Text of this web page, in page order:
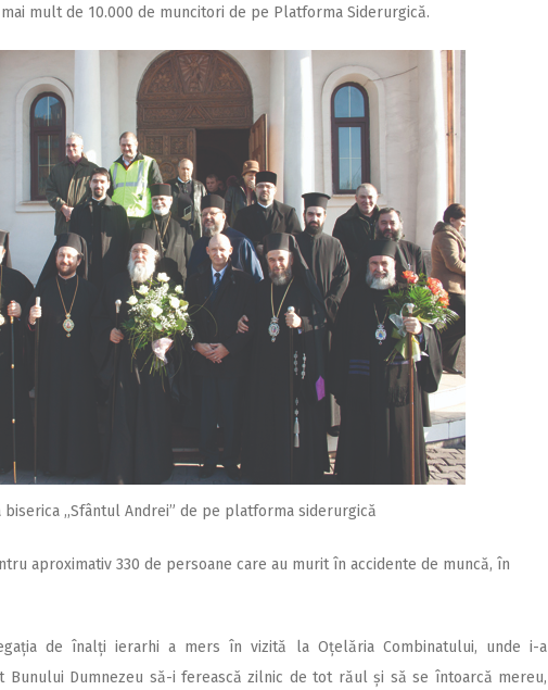
mult de 10.000 de muncitori de pe Platforma Siderurgică.
,,Sfântul Andrei” de pe platforma siderurgică
aproximativ 330 de persoane care au murit în accidente de muncă, în
de înalți ierarhi a mers în vizită la Oțelăria Combinatului, unde i-a
Bunului Dumnezeu să-i ferească zilnic de tot răul și să se întoarcă mereu,